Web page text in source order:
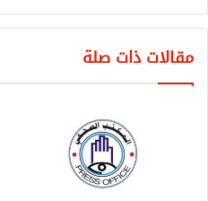
مقالات ذات صلة